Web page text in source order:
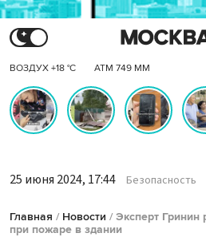
ВОЗДУХ +18 °C АТМ 749 ММ
25 июня 2024, 17:44 Безопасность
Главная / Новости /Эксперт Гринин
при пожаре в здании